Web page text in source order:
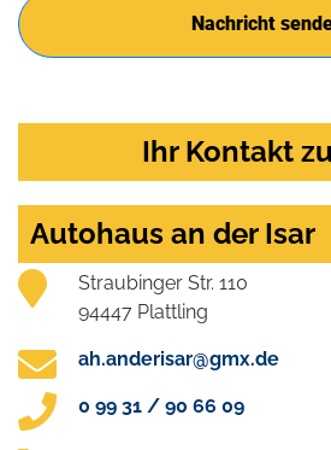
Nachricht
Ihr Kontakt
Autohaus an der Isar
Straubinger Str. 110
94447 Plattling
ah.anderisar@gmx.de
0 99 31 / 90 66 09